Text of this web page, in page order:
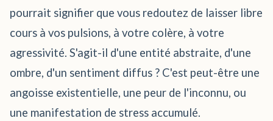
pourrait signifier que vous redoutez de laisser libre
cours à vos pulsions, à votre colère, à votre
agressivité. S'agit-il d'une entité abstraite, d'une
ombre, d'un sentiment diffus ? C'est peut-être une
angoisse existentielle, une peur de l'inconnu, ou
une manifestation de stress accumulé.